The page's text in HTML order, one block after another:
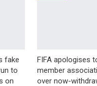
fake
to
on
FIFA apologises
member
over now-